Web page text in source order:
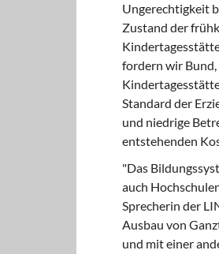
Ungerechtigkeit
Zustand der
fordern wir Bund,
Standard der
und niedrige
entstehenden
"Das
auch
Sprecherin der
Ausbau von
und mit einer